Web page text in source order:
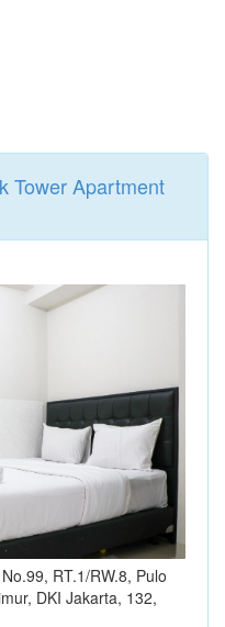
Tower Apartment
RT.1/RW.8, Pulo
DKI Jakarta, 132,